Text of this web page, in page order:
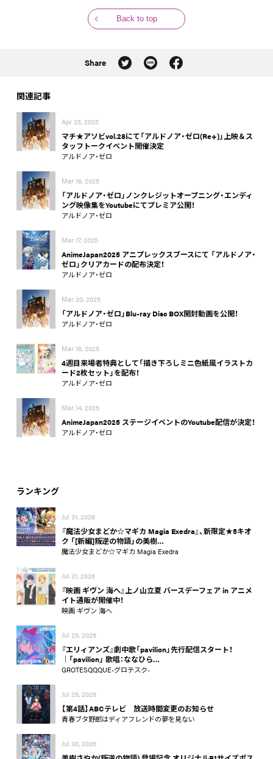
Back to top
Share
関連記事
Apr 25, 2025
マチ★アソビvol.28にて「アルドノア・ゼロ(Re+)」上映＆ス
タッフトークイベント開催決定
アルドノア・ゼロ
Mar 18, 2025
「アルドノア・ゼロ」ノンクレジットオープニング・エンディ
ング映像集をYoutubeにてプレミア公開！
アルドノア・ゼロ
Mar 17, 2025
AnimeJapan2025 アニプレックスブースにて 「アルドノア・
ゼロ」クリアカードの配布決定！
アルドノア・ゼロ
Mar 20, 2025
「アルドノア・ゼロ」Blu-ray Disc BOX開封動画を公開！
アルドノア・ゼロ
Mar 18, 2025
4週目来場者特典として「描き下ろしミニ色紙風イラストカ
ード2枚セット」を配布！
アルドノア・ゼロ
Mar 14, 2025
AnimeJapan2025 ステージイベントのYoutube配信が決定！
アルドノア・ゼロ
ランキング
Jul 31, 2026
『魔法少女まどか☆マギカ Magia Exedra』、新限定★5キオ
ク 「[新編]叛逆の物語」の美樹…
魔法少女まどか☆マギカ Magia Exedra
Jul 31, 2026
『映画 ギヴン 海へ』上ノ山立夏 バースデーフェア in アニメ
イト通販が開催中！
映画 ギヴン 海へ
Jul 29, 2026
『エリィアンズ』劇中歌「pavilion」先行配信スタート！
│「pavilion」 歌唱：ななひら…
GROTESQQQUE-グロテスク-
Jul 29, 2026
【第4話】ABCテレビ 放送時間変更のお知らせ
青春ブタ野郎はディアフレンドの夢を見ない
Jul 30, 2026